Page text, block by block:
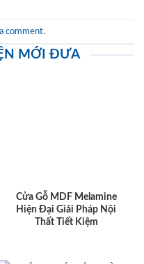
comment.
MỚI ĐƯA
Cửa Gỗ MDF Melamine
Hiện Đại Giải Pháp Nội
Thất Tiết Kiệm